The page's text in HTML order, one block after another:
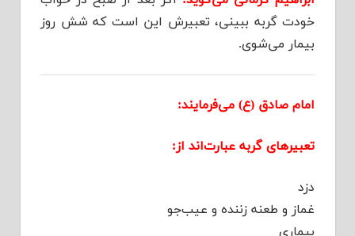
خودت گربه ببینی، تعبیرش این است که شش روز
بیمار می‌شوی.
امام صادق (ع) می‌فرمایند:
تعبیرهای گربه عبارت‌اند از:
دزد
غماز و طعنه زننده و عیب‌جو
بیماری